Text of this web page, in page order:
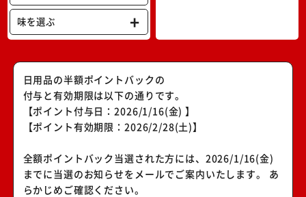
味を選ぶ
日用品の半額ポイントバックの
付与と有効期限は以下の通りです。
【ポイント付与日：2026/1/16(金) 】
【ポイント有効期限：2026/2/28(土)】
全額ポイントバック当選された方には、 2026/1/16(金)
までに当選のお知らせをメールでご案内いたします。 あ
らかじめご確認ください。